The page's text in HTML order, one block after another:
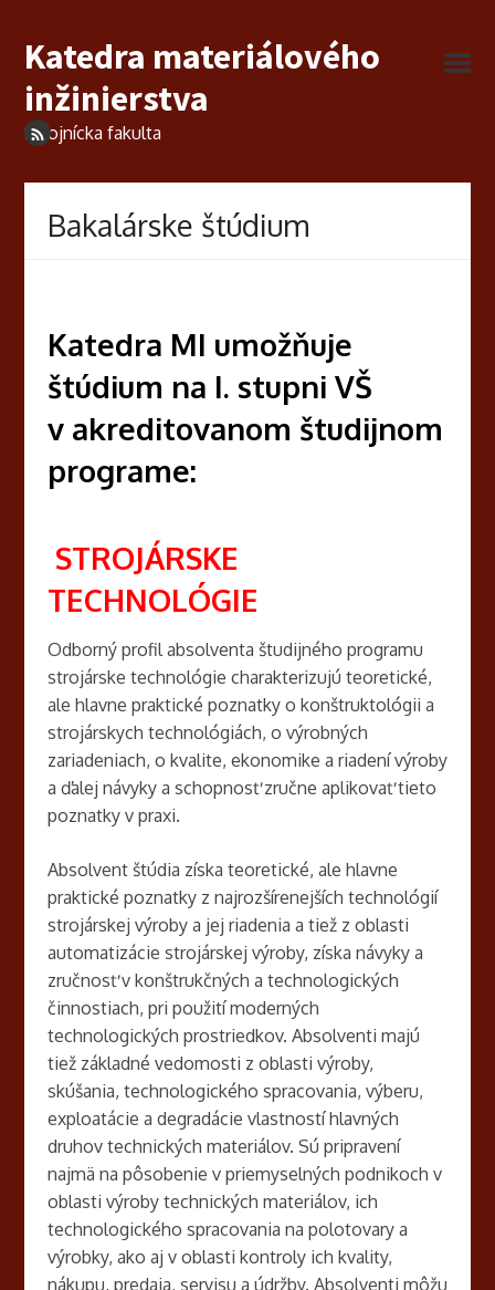
Katedra materiálového
inžinierstva
Strojnícka fakulta
Bakalárske štúdium
Katedra MI umožňuje
štúdium na I. stupni VŠ
v akreditovanom študijnom
programe:
STROJÁRSKE
TECHNOLÓGIE
Odborný profil absolventa študijného programu
strojárske technológie charakterizujú teoretické,
ale hlavne praktické poznatky o konštruktológii a
strojárskych technológiách, o výrobných
zariadeniach, o kvalite, ekonomike a riadení výroby
a ďalej návyky a schopnosť zručne aplikovať tieto
poznatky v praxi.
Absolvent štúdia získa teoretické, ale hlavne
praktické poznatky z najrozšírenejších technológií
strojárskej výroby a jej riadenia a tiež z oblasti
automatizácie strojárskej výroby, získa návyky a
zručnosť v konštrukčných a technologických
činnostiach, pri použití moderných
technologických prostriedkov. Absolventi majú
tiež základné vedomosti z oblasti výroby,
skúšania, technologického spracovania, výberu,
exploatácie a degradácie vlastností hlavných
druhov technických materiálov. Sú pripravení
najmä na pôsobenie v priemyselných podnikoch v
oblasti výroby technických materiálov, ich
technologického spracovania na polotovary a
výrobky, ako aj v oblasti kontroly ich kvality,
nákupu, predaja, servisu a údržby. Absolventi môžu